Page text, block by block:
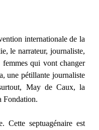
internationale de la
le narrateur, journaliste,
femmes qui vont changer
une pétillante journaliste
May de Caux, la
Fondation.
Cette septuagénaire est